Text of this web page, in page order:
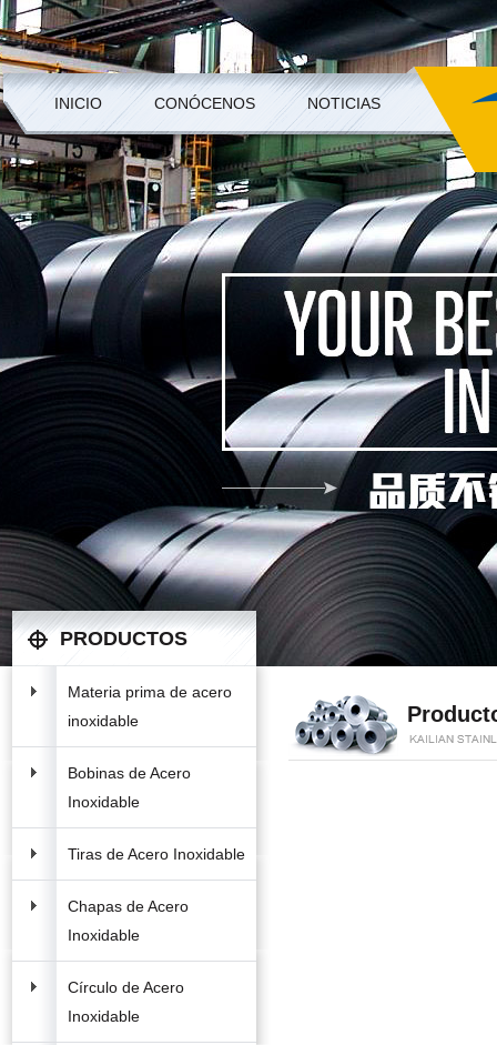
INICIO CONÓCENOS NOTICIAS
PRODUCTOS
Materia prima de acero
inoxidable
Bobinas de Acero
Inoxidable
Tiras de Acero Inoxidable
Chapas de Acero
Inoxidable
Círculo de Acero
Inoxidable